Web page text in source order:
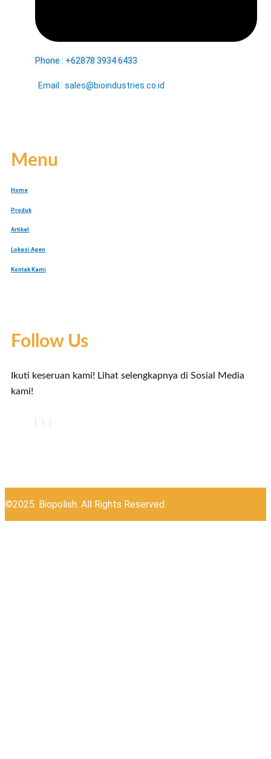
Phone : +62878 3934 6433
Email : sales@bioindustries.co.id
Menu
Home
Produk
Artikel
Lokasi Agen
Kontak Kami
Follow Us
Ikuti keseruan kami! Lihat selengkapnya di Sosial Media
kami!
©2025. Biopolish. All Rights Reserved.